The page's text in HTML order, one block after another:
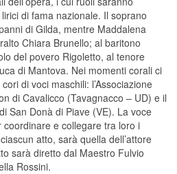
di fama nazionale. Il soprano
di Gilda, mentre Maddalena
Chiara Brunello; al baritono
del povero Rigoletto, al tenore
di Mantova. Nei momenti corali ci
di voci maschili: l’Associazione
di Cavalicco (Tavagnacco – UD) e il
San Donà di Piave (VE). La voce
e collegare tra loro i
atto, sarà quella dell’attore
sarà diretto dal Maestro Fulvio
Rossini.